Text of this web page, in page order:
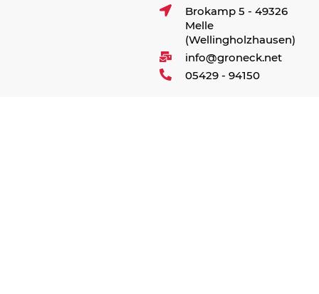
Brokamp 5 - 49326
Melle
(Wellingholzhausen)
info@groneck.net
05429 - 94150